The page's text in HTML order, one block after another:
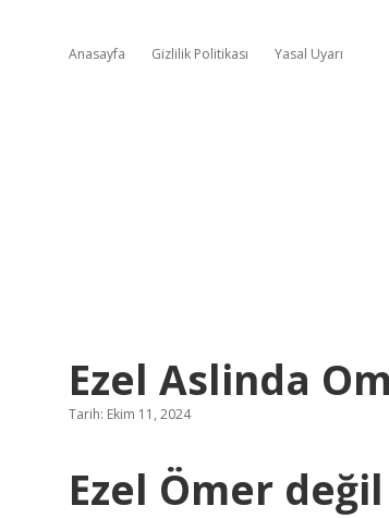
Anasayfa Gizlilik Politikası Yasal Uyarı
Ezel Aslinda
Tarih: Ekim 11, 2024
Ezel Ömer